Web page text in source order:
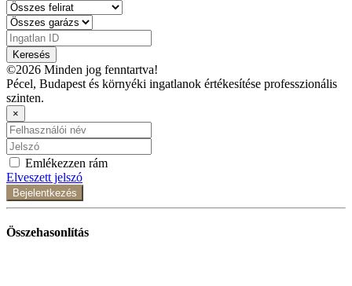
Keresés
©2026 Minden jog fenntartva!
Pécel, Budapest és környéki ingatlanok értékesítése professzionális
szinten.
×
Emlékezzen rám
Elveszett jelszó
Bejelentkezés
Összehasonlítás